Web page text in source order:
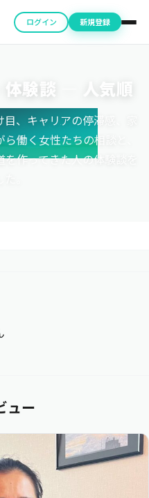
ログイン 新規登録
体験談 ― 人気順
、キャリアの停滞感、家
働く女性たちの相談と、
作ってきた人の体験談を
ュー